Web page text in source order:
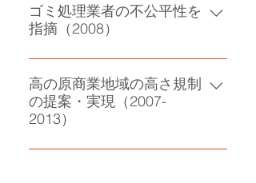
不安を受け有価物ゴミは 市の財産
と指摘 ゴミの持ち去り禁止条例が
ゴミ処理業者の不公平性を
指摘（2008）
業者の不均一単価と不公平のある
随意契約の指摘 金額の公平性を改
善
高の原商業地域の高さ規制
の提案・実現（2007-
2013）
良好な住宅環境を守るために、高